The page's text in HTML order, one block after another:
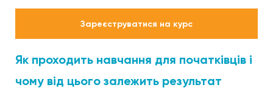
Зареєструватися на курс
Як проходить навчання для початківців і
чому від цього залежить результат